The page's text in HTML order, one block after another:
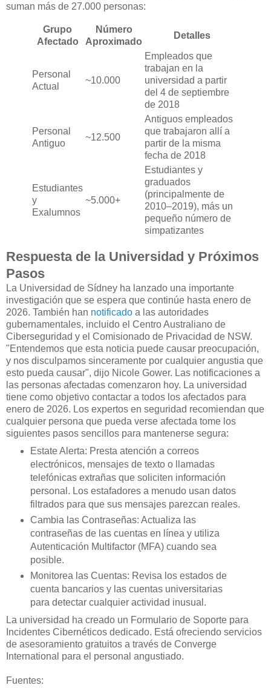
suman más de 27.000 personas:
Grupo
Afectado
Número
Aproximado
Detalles
Personal
Actual
~10.000
Empleados que
trabajan en la
universidad a partir
del 4 de septiembre
de 2018
Personal
Antiguo
~12.500
Antiguos empleados
que trabajaron allí a
partir de la misma
fecha de 2018
Estudiantes
y
Exalumnos
~5.000+
Estudiantes y
graduados
(principalmente de
2010–2019), más un
pequeño número de
simpatizantes
Respuesta de la Universidad y Próximos
Pasos
La Universidad de Sídney ha lanzado una importante
investigación que se espera que continúe hasta enero de
2026. También han notificado a las autoridades
gubernamentales, incluido el Centro Australiano de
Ciberseguridad y el Comisionado de Privacidad de NSW.
"Entendemos que esta noticia puede causar preocupación,
y nos disculpamos sinceramente por cualquier angustia que
esto pueda causar", dijo Nicole Gower. Las notificaciones a
las personas afectadas comenzaron hoy. La universidad
tiene como objetivo contactar a todos los afectados para
enero de 2026. Los expertos en seguridad recomiendan que
cualquier persona que pueda verse afectada tome los
siguientes pasos sencillos para mantenerse segura:
Estate Alerta: Presta atención a correos
electrónicos, mensajes de texto o llamadas
telefónicas extrañas que soliciten información
personal. Los estafadores a menudo usan datos
filtrados para que sus mensajes parezcan reales.
Cambia las Contraseñas: Actualiza las
contraseñas de las cuentas en línea y utiliza
Autenticación Multifactor (MFA) cuando sea
posible.
Monitorea las Cuentas: Revisa los estados de
cuenta bancarios y las cuentas universitarias
para detectar cualquier actividad inusual.
La universidad ha creado un Formulario de Soporte para
Incidentes Cibernéticos dedicado. Está ofreciendo servicios
de asesoramiento gratuitos a través de Converge
International para el personal angustiado.
Fuentes: